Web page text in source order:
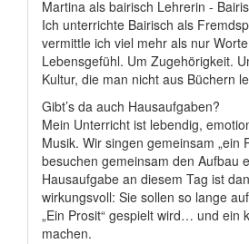
Martina als bairisch Lehrerin -
Ich unterrichte Bairisch als
vermittle ich viel mehr als nur
Lebensgefühl. Um Zugehörigkeit.
Kultur, die man nicht aus Büchern
Gibt’s da auch Hausaufgaben?
Mein Unterricht ist lebendig,
Musik. Wir singen gemeinsam „ein
besuchen gemeinsam den Aufbau
Hausaufgabe an diesem Tag ist
wirkungsvoll: Sie sollen so lange
„Ein Prosit“ gespielt wird… und ein
machen.